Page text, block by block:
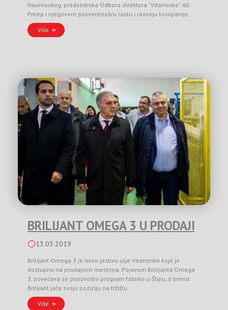
Naumoskog, predsednika Odbora direktora “Vitaminke” AD
Prilep i njegovom posvećenošću rastu i razvoju kompanije.
Više
BRILIJANT OMEGA 3 U PRODAJI
13.03.2019
Brilijant Omega 3 je novo jestivo ulje Vitaminke koje je
dostupno na prodajnim mestima. Pojavom Brilijanta Omega
3, povećava se proizvodni program fabrike u Štipu, a brend
Brilijant jača svoju poziciju na tržištu.
Više